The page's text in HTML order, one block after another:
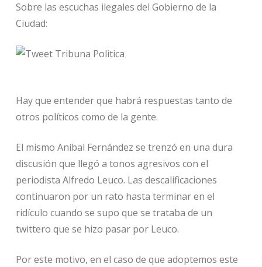
Sobre las escuchas ilegales del Gobierno de la
Ciudad:
Hay que entender que habrá respuestas tanto de
otros políticos como de la gente.
El mismo Aníbal Fernández se trenzó en una dura
discusión que llegó a tonos agresivos con el
periodista Alfredo Leuco. Las descalificaciones
continuaron por un rato hasta terminar en el
ridículo cuando se supo que se trataba de un
twittero que se hizo pasar por Leuco.
Por este motivo, en el caso de que adoptemos este